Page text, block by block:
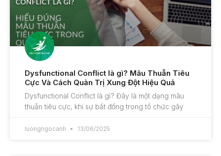
Dysfunctional Conflict là gì? Mâu Thuẫn Tiêu
Cực Và Cách Quản Trị Xung Đột Hiệu Quả
Dysfunctional Conflict là gì? Đây là một dạng mâu
thuẫn tiêu cực, khi sự bất đồng trong tổ chức gây
luongngocanh 13/06/2025